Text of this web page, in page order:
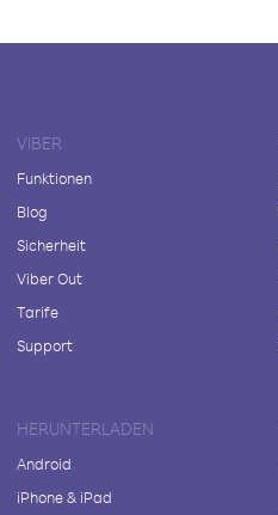
VIBER
Funktionen
Blog
Sicherheit
Viber Out
Tarife
Support
HERUNTERLADEN
Android
iPhone & iPad